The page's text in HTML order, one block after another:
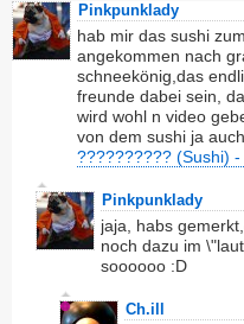
Pinkpunklady
hab mir das sushi
angekommen nach
schneekönig,das
freunde dabei sein,
wird wohl n video
von dem sushi ja
?????????? (Sushi) -
Pinkpunklady
jaja, habs
noch dazu im
soooooo :D
Ch.ill